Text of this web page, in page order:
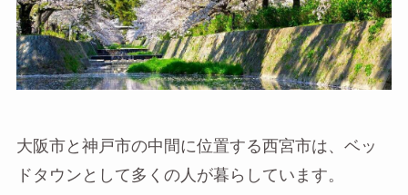
大阪市と神戸市の中間に位置する西宮市は、ベッ
ドタウンとして多くの人が暮らしています。